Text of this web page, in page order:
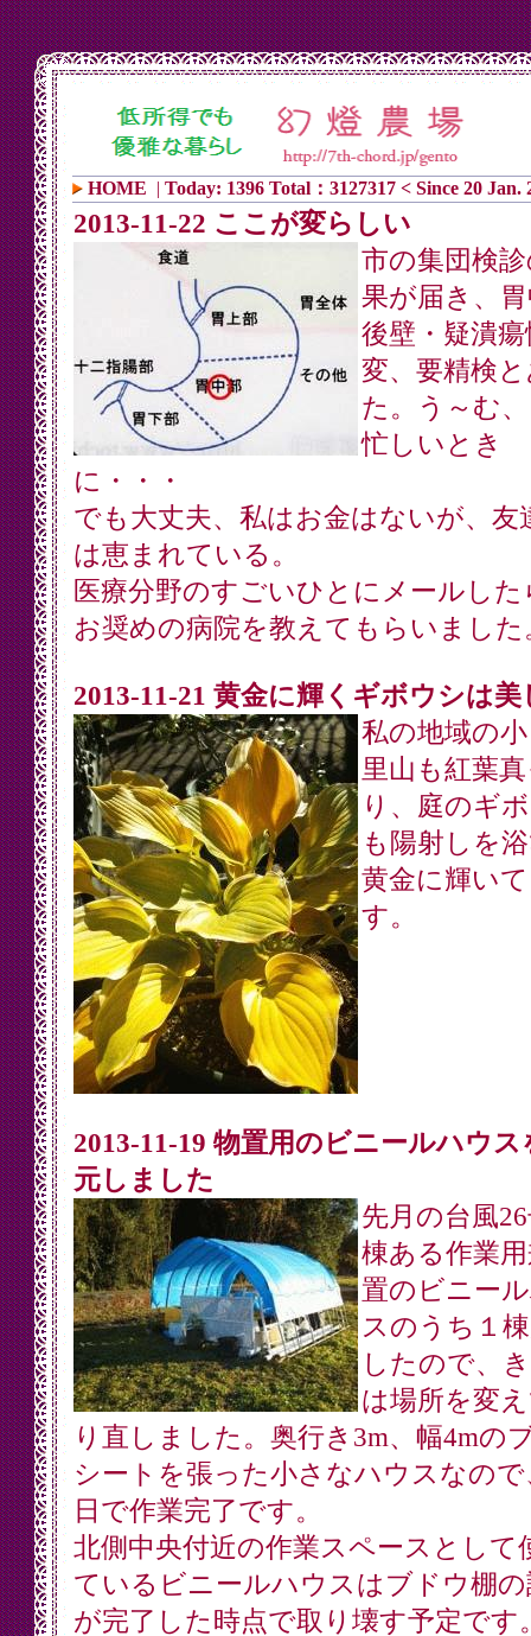
HOME | Today: 1396 Total：3127317 < Since 20 Jan.
2013-11-22 ここが変らしい
市の集団検
果が届き、
後壁・疑潰瘍
変、要精検
た。う～む
忙しいとき
に・・・
でも大丈夫、私はお金はないが、友
は恵まれている。
医療分野のすごいひとにメールした
お奨めの病院を教えてもらいました
2013-11-21 黄金に輝くギボウシは美
私の地域の
里山も紅葉
り、庭のギ
も陽射しを
黄金に輝い
す。
2013-11-19 物置用のビニールハウス
元しました
先月の台風
棟ある作業
置のビニー
スのうち１
したので、
は場所を変
り直しました。奥行き3m、幅4mの
シートを張った小さなハウスなので
日で作業完了です。
北側中央付近の作業スペースとして
ているビニールハウスはブドウ棚の
が完了した時点で取り壊す予定です